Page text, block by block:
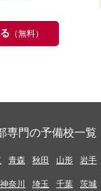
（無料）
専門の予備校一覧
青森 秋田 山形 岩手
神奈川 埼玉 千葉 茨城